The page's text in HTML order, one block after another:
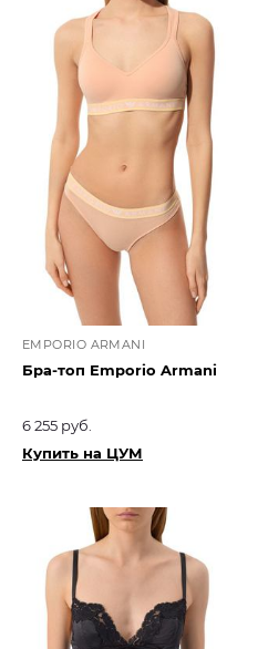
EMPORIO ARMANI
Бра-топ Emporio Armani
6 255 руб.
Купить на ЦУМ